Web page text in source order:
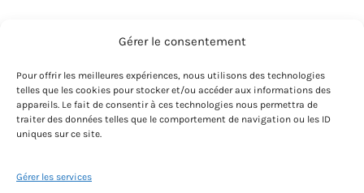
Gérer le consentement
Pour offrir les meilleures expériences, nous utilisons des technologies
telles que les cookies pour stocker et/ou accéder aux informations des
appareils. Le fait de consentir à ces technologies nous permettra de
traiter des données telles que le comportement de navigation ou les ID
uniques sur ce site.
Gérer les services